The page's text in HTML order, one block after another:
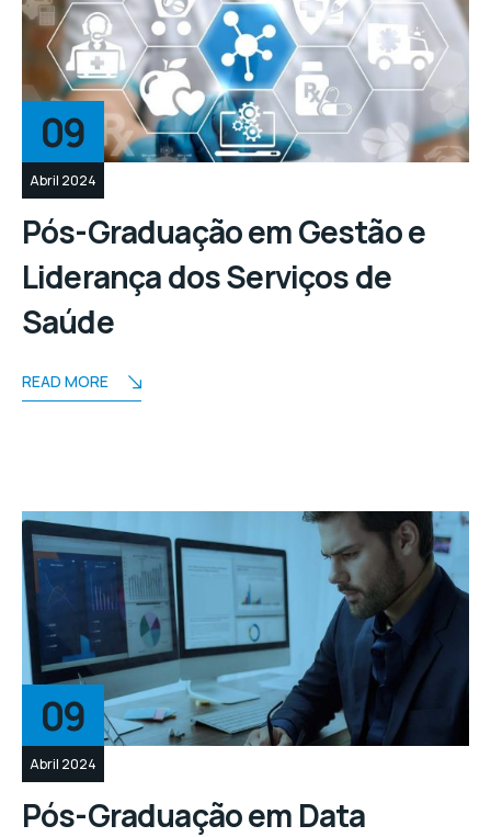
09
Abril 2024
Pós-Graduação em Gestão e
Liderança dos Serviços de
Saúde
READ MORE
09
Abril 2024
Pós-Graduação em Data